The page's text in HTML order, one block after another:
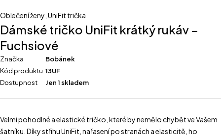
Oblečení ženy UniFit trička
Dámské tričko UniFit krátký rukáv –
Fuchsiové
Značka
Bobánek
Kód produktu 13UF
Dostupnost
Jen 1 skladem
Velmi pohodlné a elastické tričko, které by nemělo chybět ve Vašem
šatníku. Díky střihu UniFit, nařasení po stranách a elasticitě, ho